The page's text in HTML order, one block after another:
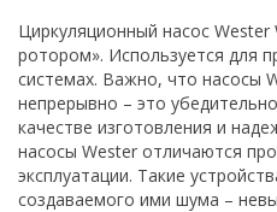
Циркуляционный насос
ротором». Используется для
системах. Важно, что насосы
непрерывно – это
качестве изготовления и
насосы Wester отличаются
эксплуатации. Такие
создаваемого ими шума –